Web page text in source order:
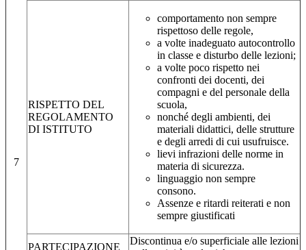
7
RISPETTO DEL
REGOLAMENTO
DI ISTITUTO
comportamento non sempre
rispettoso delle regole,
a volte inadeguato autocontrollo
in classe e disturbo delle lezioni;
a volte poco rispetto nei
confronti dei docenti, dei
compagni e del personale della
scuola,
nonché degli ambienti, dei
materiali didattici, delle strutture
e degli arredi di cui usufruisce.
lievi infrazioni delle norme in
materia di sicurezza.
linguaggio non sempre
consono.
Assenze e ritardi reiterati e non
sempre giustificati
PARTECIPAZIONE
Discontinua e/o superficiale alle lezioni